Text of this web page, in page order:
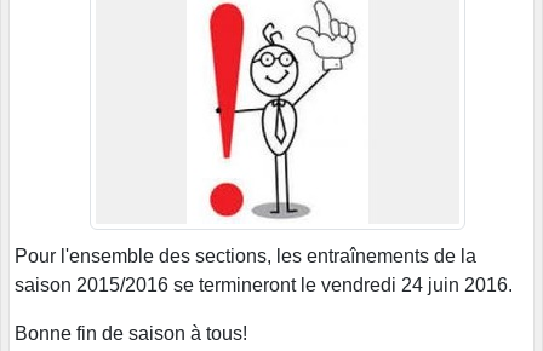
Pour l'ensemble des sections, les entraînements de la
saison 2015/2016 se termineront le vendredi 24 juin 2016.
Bonne fin de saison à tous!